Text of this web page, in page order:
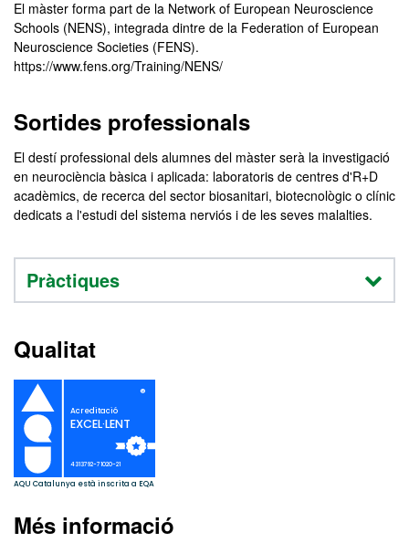
El màster forma part de la Network of European Neuroscience
Schools (NENS), integrada dintre de la Federation of European
Neuroscience Societies (FENS).
https://www.fens.org/Training/NENS/
Sortides professionals
El destí professional dels alumnes del màster serà la investigació
en neurociència bàsica i aplicada: laboratoris de centres d'R+D
acadèmics, de recerca del sector biosanitari, biotecnològic o clínic
dedicats a l'estudi del sistema nerviós i de les seves malalties.
Pràctiques
Qualitat
Més informació